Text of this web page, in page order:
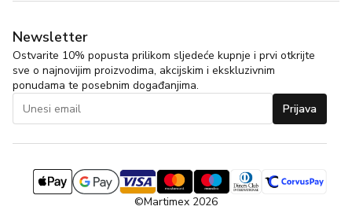
Newsletter
Ostvarite 10% popusta prilikom sljedeće kupnje i prvi otkrijte
sve o najnovijim proizvodima, akcijskim i ekskluzivnim
ponudama te posebnim događanjima.
Prijava
©Martimex 2026